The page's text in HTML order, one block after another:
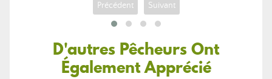
Précédent Suivant
D'autres Pêcheurs Ont
Également Apprécié